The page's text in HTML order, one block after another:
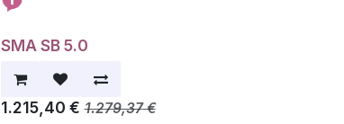
SMA SB 5.0
1.215,40 € 1.279,37€